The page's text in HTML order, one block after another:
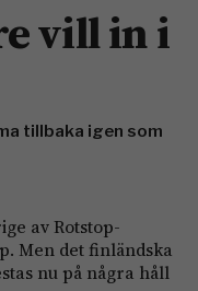
vill in i
tillbaka igen som
av Rotstop-
Men det finländska
nu på några håll